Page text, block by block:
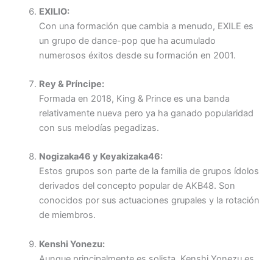
EXILIO:
Con una formación que cambia a menudo, EXILE es
un grupo de dance-pop que ha acumulado
numerosos éxitos desde su formación en 2001.
Rey & Príncipe:
Formada en 2018, King & Prince es una banda
relativamente nueva pero ya ha ganado popularidad
con sus melodías pegadizas.
Nogizaka46 y Keyakizaka46:
Estos grupos son parte de la familia de grupos ídolos
derivados del concepto popular de AKB48. Son
conocidos por sus actuaciones grupales y la rotación
de miembros.
Kenshi Yonezu: